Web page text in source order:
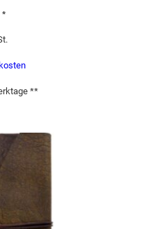
*
**